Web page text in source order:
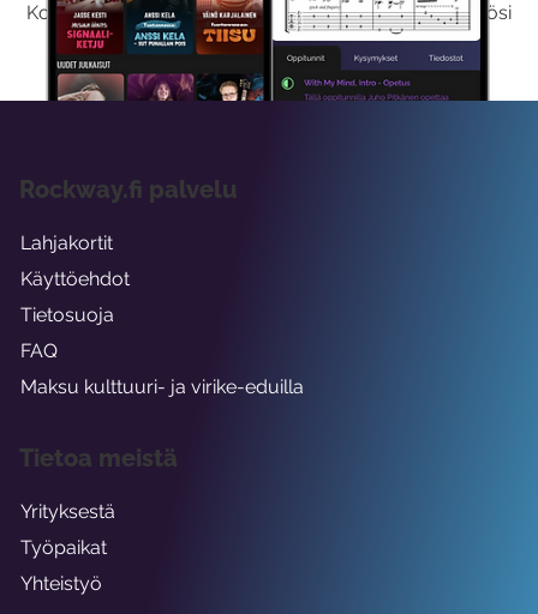
Kokeilemalla ilmaiseksi saat koko sisältömme käyttöösi
viikon ajaksi.
Rockway.fi palvelu
Lahjakortit
Käyttöehdot
Tietosuoja
FAQ
Maksu kulttuuri- ja virike-eduilla
Tietoa meistä
Yrityksestä
Työpaikat
Yhteistyö